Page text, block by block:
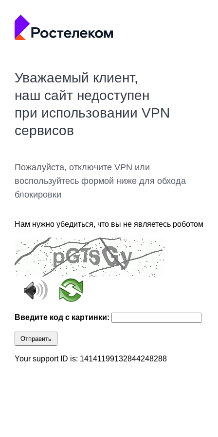
Уважаемый клиент,
наш сайт недоступен
при использовании VPN
сервисов
Пожалуйста, отключите VPN или
воспользуйтесь формой ниже для обхода
блокировки
Нам нужно убедиться, что вы не являетесь роботом
Введите код с картинки:
Отправить
Your support ID is: 14141199132844248288